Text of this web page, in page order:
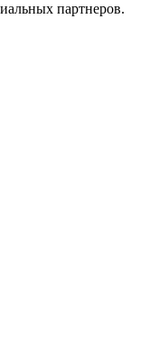
партнеров.